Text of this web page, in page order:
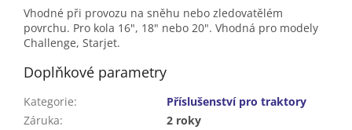
Vhodné při provozu na sněhu nebo zledovatělém
povrchu. Pro kola 16", 18" nebo 20". Vhodná pro modely
Challenge, Starjet.
Doplňkové parametry
Kategorie:
Příslušenství pro traktory
Záruka:
2 roky